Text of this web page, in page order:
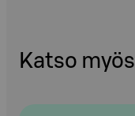
Katso myös